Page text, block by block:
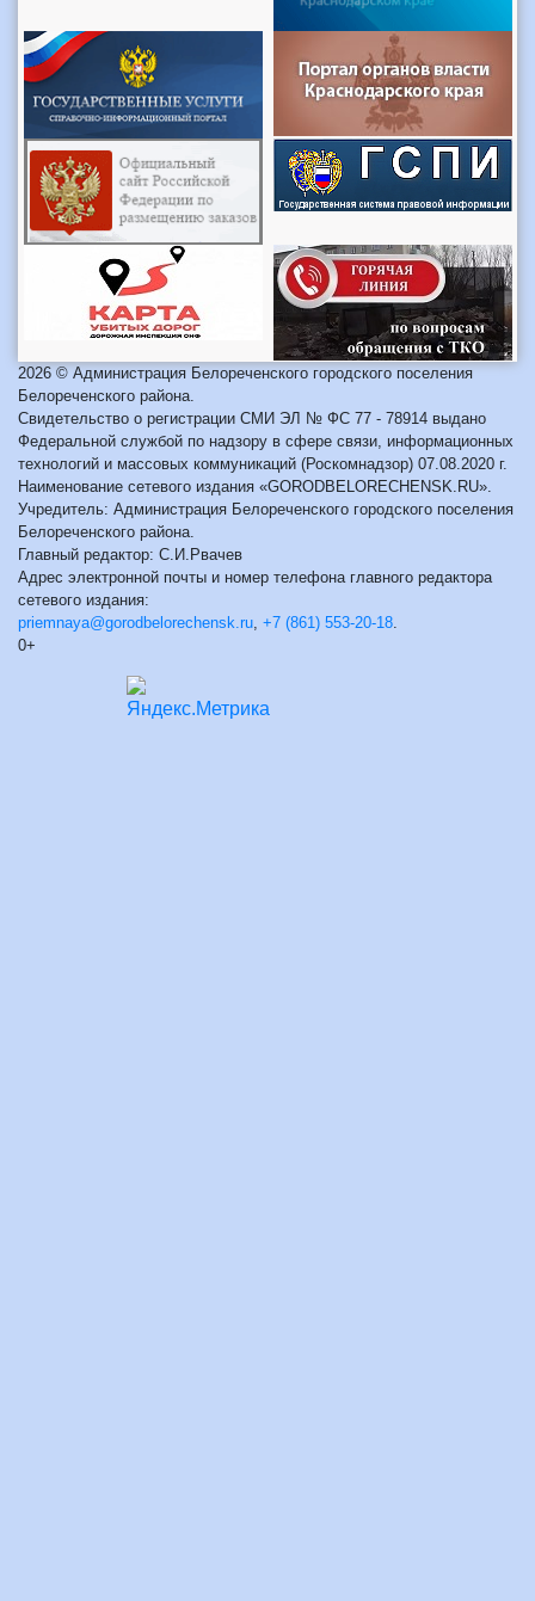
2026 © Администрация Белореченского городского поселения
Белореченского района.
Свидетельство о регистрации СМИ ЭЛ № ФС 77 - 78914 выдано
Федеральной службой по надзору в сфере связи, информационных
технологий и массовых коммуникаций (Роскомнадзор) 07.08.2020 г.
Наименование сетевого издания «GORODBELORECHENSK.RU».
Учредитель: Администрация Белореченского городского поселения
Белореченского района.
Главный редактор: С.И.Рвачев
Адрес электронной почты и номер телефона главного редактора
сетевого издания:
priemnaya@gorodbelorechensk.ru +7 (861) 553-20-18
0+